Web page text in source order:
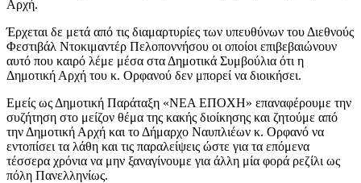
Αρχή.
Έρχεται δε μετά από τις διαμαρτυρίες των υπευθύνων του Διεθνούς
Φεστιβάλ Ντοκιμαντέρ Πελοποννήσου οι οποίοι επιβεβαιώνουν
αυτό που καιρό λέμε μέσα στα Δημοτικά Συμβούλια ότι η
Δημοτική Αρχή του κ. Ορφανού δεν μπορεί να διοικήσει.
Εμείς ως Δημοτική Παράταξη «ΝΕΑ ΕΠΟΧΗ» επαναφέρουμε την
συζήτηση στο μείζον θέμα της κακής διοίκησης και ζητούμε από
την Δημοτική Αρχή και το Δήμαρχο Ναυπλιέων κ. Ορφανό να
εντοπίσει τα λάθη και τις παραλείψεις ώστε για τα επόμενα
τέσσερα χρόνια να μην ξαναγίνουμε για άλλη μία φορά ρεζίλι ως
πόλη Πανελληνίως.